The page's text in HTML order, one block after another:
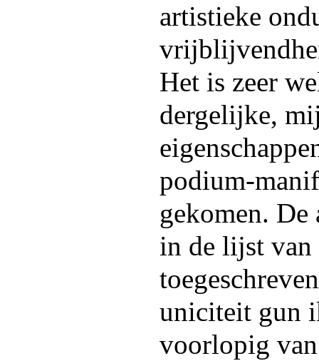
artistieke
Het is zeer
dergelijke,
podium-
gekomen.
in de lijst van
uniciteit gun
voorlopig